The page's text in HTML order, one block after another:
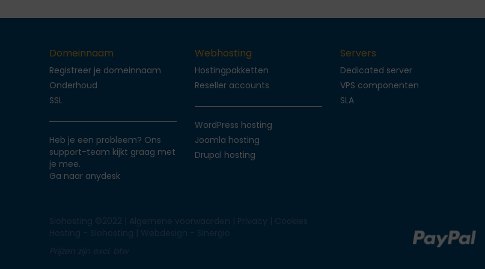
Domeinnaam
Registreer je domeinnaam
Onderhoud
SSL
Heb je een probleem? Ons
support-team kijkt graag met
je mee.
Ga naar anydesk
Webhosting
Hostingpakketten
Reseller accounts
WordPress hosting
Joomla hosting
Drupal hosting
Servers
Dedicated server
VPS componenten
SLA